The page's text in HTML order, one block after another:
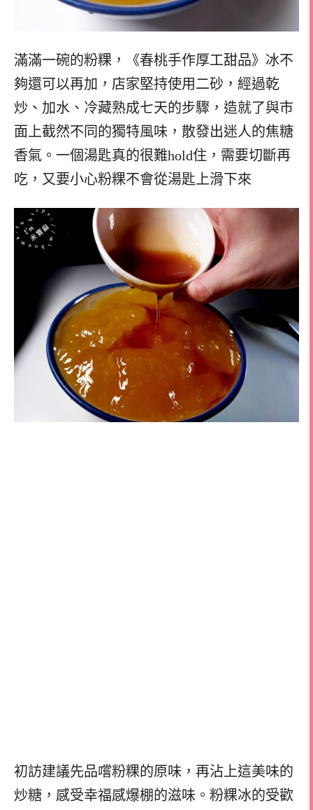
滿滿一碗的粉粿，《春桃手作厚工甜品》冰不
夠還可以再加，店家堅持使用二砂，經過乾
炒、加水、冷藏熟成七天的步驟，造就了與市
面上截然不同的獨特風味，散發出迷人的焦糖
香氣。 一個湯匙真的很難hold住， 需要切斷再
吃，又要小心粉粿不會從湯匙上滑下來
初訪建議先品嚐粉粿的原味，再沾上這美味的
炒糖，感受幸福感爆棚的滋味。粉粿冰的受歡